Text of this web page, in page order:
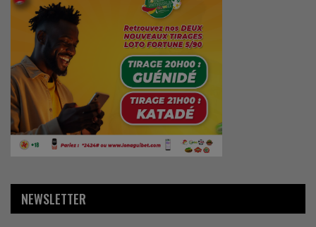
NEWSLETTER